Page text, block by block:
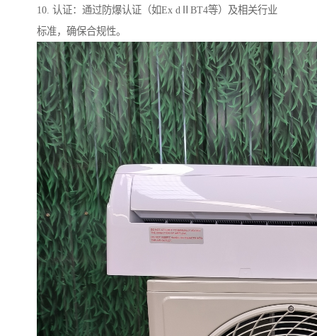
10. 认证：通过防爆认证（如Ex dⅡBT4等）及相关行业
标准，确保合规性。